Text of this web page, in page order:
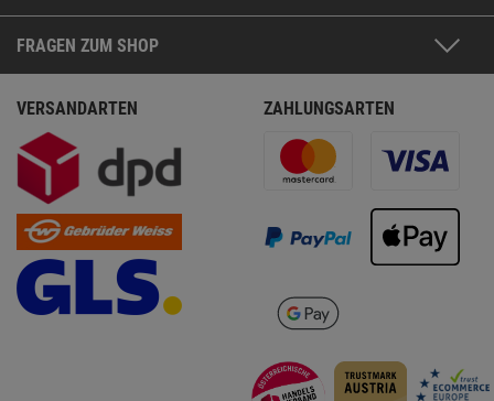
FRAGEN ZUM SHOP
VERSANDARTEN ZAHLUNGSARTEN